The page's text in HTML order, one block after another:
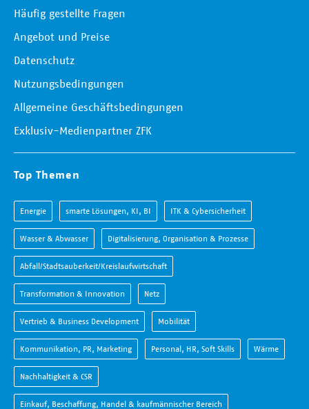
Häufig gestellte Fragen
Angebot und Preise
Datenschutz
Nutzungsbedingungen
Allgemeine Geschäftsbedingungen
Exklusiv-Medienpartner ZFK
Top Themen
Energie smarte Lösungen, KI, BI ITK & Cybersicherheit
Wasser & Abwasser Digitalisierung, Organisation & Prozesse
Abfall/Stadtsauberkeit/Kreislaufwirtschaft
Transformation & Innovation Netz
Vertrieb & Business Development Mobilität
Kommunikation, PR, Marketing Personal, HR, Soft Skills Wärme
Nachhaltigkeit & CSR
Einkauf, Beschaffung, Handel & kaufmännischer Bereich